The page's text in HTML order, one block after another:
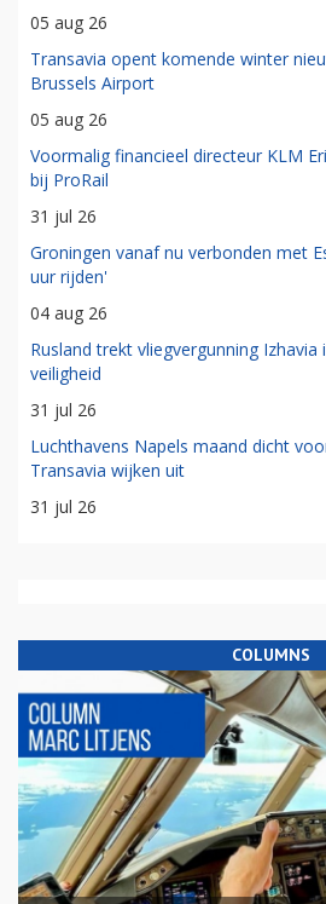
05 aug 26
Transavia opent komende winter
Brussels Airport
05 aug 26
Voormalig financieel directeur KLM
bij ProRail
31 jul 26
Groningen vanaf nu verbonden met
uur rijden'
04 aug 26
Rusland trekt vliegvergunning
veiligheid
31 jul 26
Luchthavens Napels maand dicht
Transavia wijken uit
31 jul 26
COLUMNS